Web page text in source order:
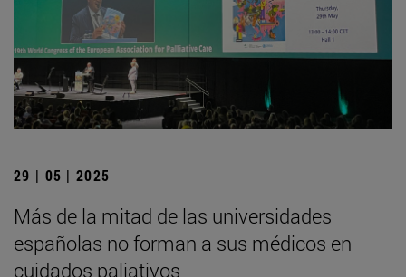
29 | 05 | 2025
Más de la mitad de las universidades
españolas no forman a sus médicos en
cuidados paliativos